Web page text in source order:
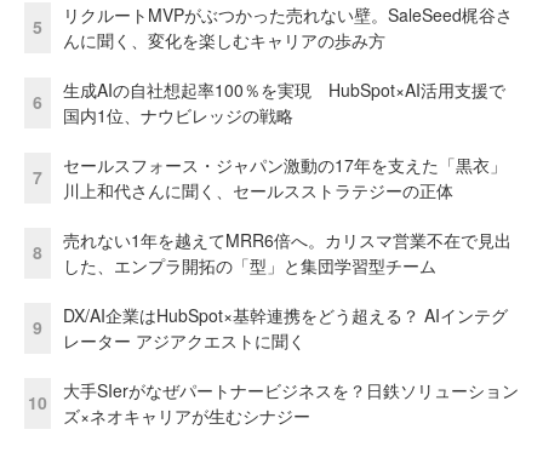
5
リクルートMVPがぶつかった売れない壁。SaleSeed梶谷さ
んに聞く、変化を楽しむキャリアの歩み方
6
生成AIの自社想起率100％を実現 HubSpot×AI活用支援で
国内1位、ナウビレッジの戦略
7
セールスフォース・ジャパン激動の17年を支えた「黒衣」
川上和代さんに聞く、セールスストラテジーの正体
8
売れない1年を越えてMRR6倍へ。カリスマ営業不在で見出
した、エンプラ開拓の「型」と集団学習型チーム
9
DX/AI企業はHubSpot×基幹連携をどう超える？ AIインテグ
レーター アジアクエストに聞く
10
大手SIerがなぜパートナービジネスを？日鉄ソリューション
ズ×ネオキャリアが生むシナジー